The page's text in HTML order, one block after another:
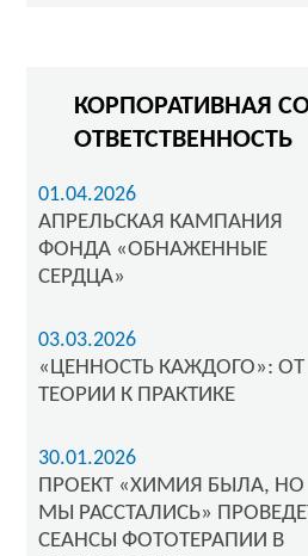
КОРПОРАТИВНАЯ
ОТВЕТСТВЕННОСТЬ
01.04.2026
АПРЕЛЬСКАЯ КАМПАНИЯ
ФОНДА «ОБНАЖЕННЫЕ
СЕРДЦА»
03.03.2026
«ЦЕННОСТЬ КАЖДОГО»: ОТ
ТЕОРИИ К ПРАКТИКЕ
30.01.2026
ПРОЕКТ «ХИМИЯ БЫЛА, НО
МЫ РАССТАЛИСЬ»
СЕАНСЫ ФОТОТЕРАПИИ В